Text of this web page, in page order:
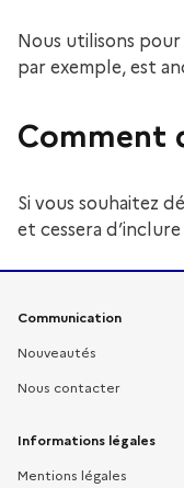
Nous utilisons pour
par exemple, est
Comment
Si vous souhaitez
et cessera
Liens
Communication
Nouveautés
Nous contacter
Informations légales
Mentions légales